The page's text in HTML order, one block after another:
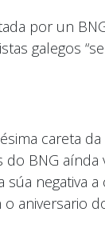
por un
galegos
careta
BNG aínda
negativa a
aniversario